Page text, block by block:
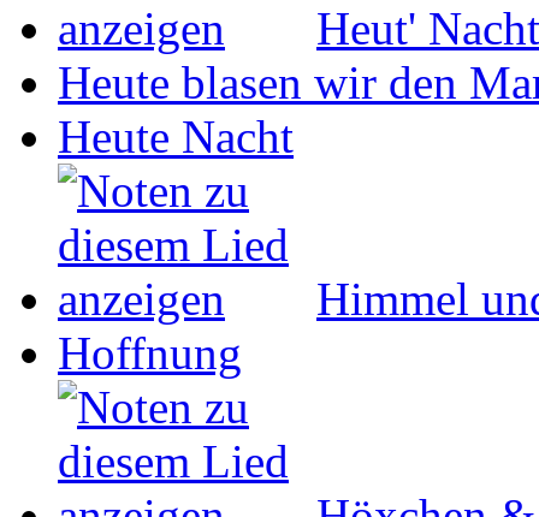
Heut' Nacht
Heute blasen wir den
Heute Nacht
Himmel
Hoffnung